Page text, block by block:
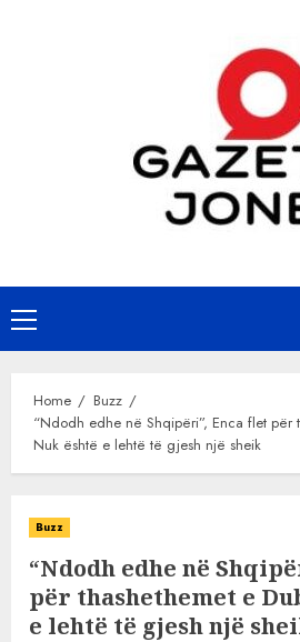
Primary
Menu
Home
Buzz
“Ndodh edhe në Shqipëri”, Enca flet për
Nuk është e lehtë të gjesh një sheik
Buzz
“Ndodh edhe në
për thashethemet e
e lehtë të gjesh një